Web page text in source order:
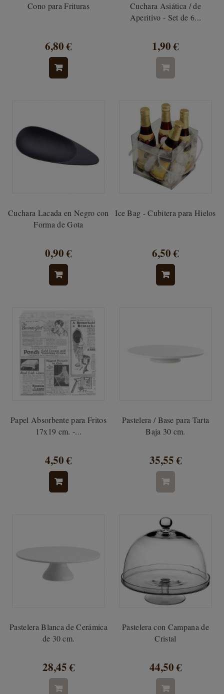
Cono para Frituras
6,80 €
Cuchara Asiática / de
Aperitivo - Set de 6...
1,90 €
Cuchara Lacada en Negro con
Forma de Gota
0,90 €
Ice Bag - Cubitera para Hielos
6,50 €
Papel Absorbente para Fritos
17x19 cm. -...
4,50 €
Pastelera / Base para Tarta
Baja 30 cm.
35,55 €
Pastelera Blanca de Cerámica
de 30 cm.
28,45 €
Pastelera con Campana de
Cristal
44,50 €